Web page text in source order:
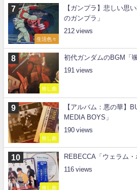
生活色々
【ガンプラ】悲しい思
のガンプラ」
212
推し曲
初代ガンダムのBGM「
191
推し曲
【アルバム：悪の華】
MEDIA BOYS」
190
推し曲
REBECCA「ウェラム・
116